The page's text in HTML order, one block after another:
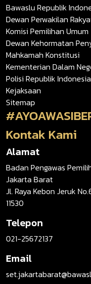
Bawaslu Republik
Dewan Perwakilan
Komisi Pemilihan Umum
Dewan Kehormatan
Mahkamah Konstitusi
Kementerian Dalam
Polisi Republik Indonesia
Kejaksaan
Sitemap
Kontak Kami
Alamat
Badan Pengawas
Jakarta Barat
Jl. Raya Kebon Jeruk
11530
Telepon
021-25672137
Email